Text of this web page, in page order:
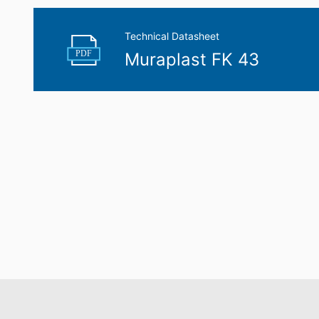
PDF
Technical Datasheet
Muraplast FK 43